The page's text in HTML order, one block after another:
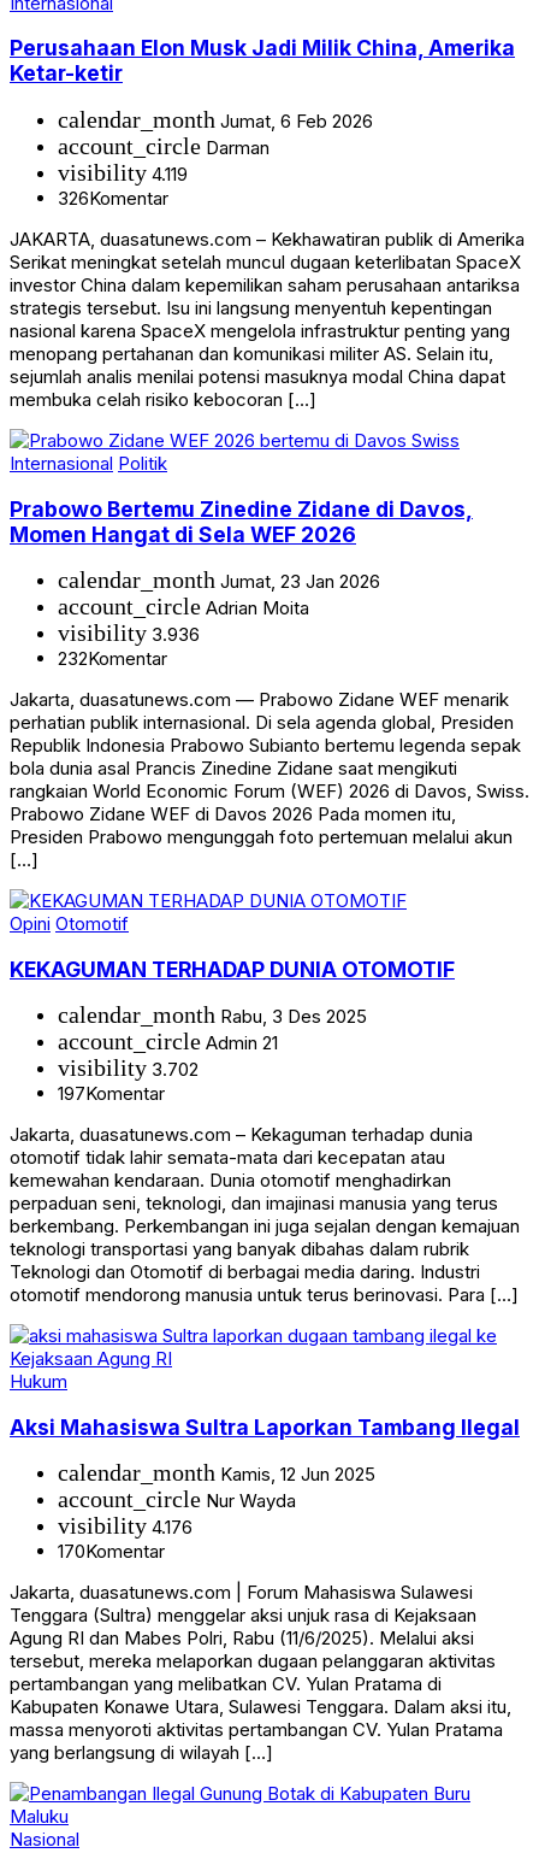
Perusahaan Elon Musk Jadi Milik China, Amerika
Ketar-ketir
calendar_month Jumat, 6 Feb 2026
account_circle Darman
visibility 4.119
326Komentar
JAKARTA, duasatunews.com – Kekhawatiran publik di Amerika
Serikat meningkat setelah muncul dugaan keterlibatan SpaceX
investor China dalam kepemilikan saham perusahaan antariksa
strategis tersebut. Isu ini langsung menyentuh kepentingan
nasional karena SpaceX mengelola infrastruktur penting yang
menopang pertahanan dan komunikasi militer AS. Selain itu,
sejumlah analis menilai potensi masuknya modal China dapat
membuka celah risiko kebocoran […]
Internasional Politik
Prabowo Bertemu Zinedine Zidane di Davos,
Momen Hangat di Sela WEF 2026
calendar_month Jumat, 23 Jan 2026
account_circle Adrian Moita
visibility 3.936
232Komentar
Jakarta, duasatunews.com — Prabowo Zidane WEF menarik
perhatian publik internasional. Di sela agenda global, Presiden
Republik Indonesia Prabowo Subianto bertemu legenda sepak
bola dunia asal Prancis Zinedine Zidane saat mengikuti
rangkaian World Economic Forum (WEF) 2026 di Davos, Swiss.
Prabowo Zidane WEF di Davos 2026 Pada momen itu,
Presiden Prabowo mengunggah foto pertemuan melalui akun
[…]
Opini Otomotif
KEKAGUMAN TERHADAP DUNIA OTOMOTIF
calendar_month Rabu, 3 Des 2025
account_circle Admin 21
visibility 3.702
197Komentar
Jakarta, duasatunews.com – Kekaguman terhadap dunia
otomotif tidak lahir semata-mata dari kecepatan atau
kemewahan kendaraan. Dunia otomotif menghadirkan
perpaduan seni, teknologi, dan imajinasi manusia yang terus
berkembang. Perkembangan ini juga sejalan dengan kemajuan
teknologi transportasi yang banyak dibahas dalam rubrik
Teknologi dan Otomotif di berbagai media daring. Industri
otomotif mendorong manusia untuk terus berinovasi. Para […]
Hukum
Aksi Mahasiswa Sultra Laporkan Tambang Ilegal
calendar_month Kamis, 12 Jun 2025
account_circle Nur Wayda
visibility 4.176
170Komentar
Jakarta, duasatunews.com | Forum Mahasiswa Sulawesi
Tenggara (Sultra) menggelar aksi unjuk rasa di Kejaksaan
Agung RI dan Mabes Polri, Rabu (11/6/2025). Melalui aksi
tersebut, mereka melaporkan dugaan pelanggaran aktivitas
pertambangan yang melibatkan CV. Yulan Pratama di
Kabupaten Konawe Utara, Sulawesi Tenggara. Dalam aksi itu,
massa menyoroti aktivitas pertambangan CV. Yulan Pratama
yang berlangsung di wilayah […]
Nasional